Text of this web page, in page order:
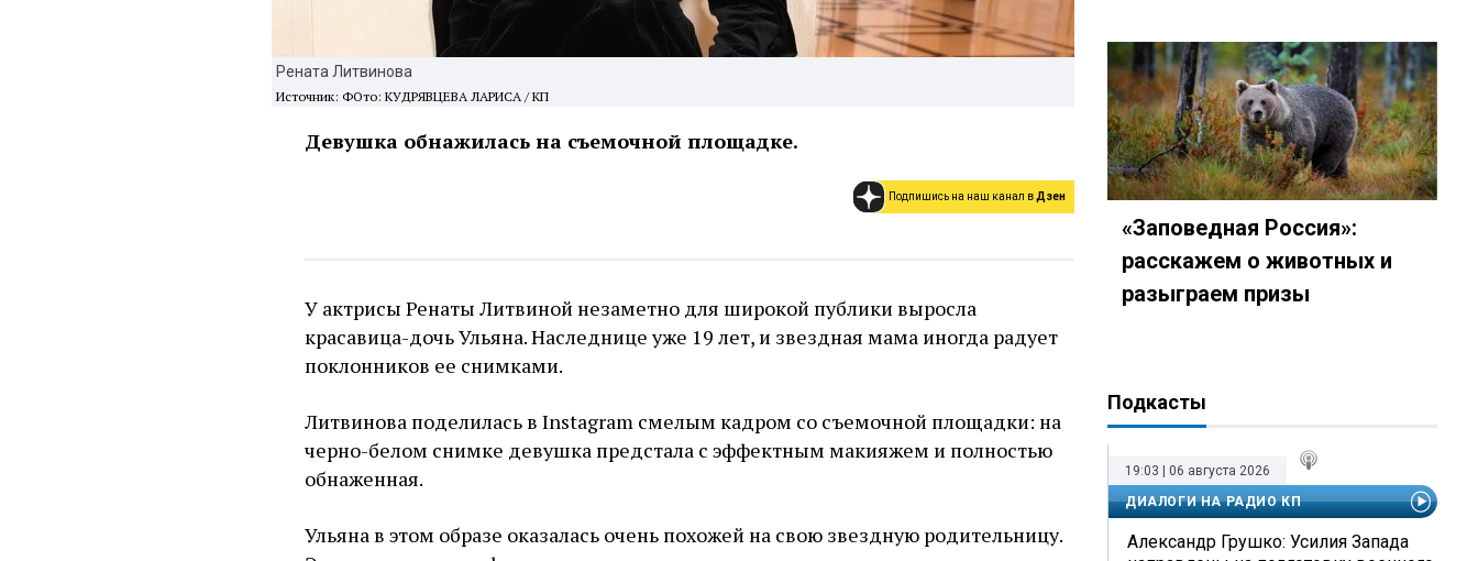
Рената Литвинова
Источник: ФОто: КУДРЯВЦЕВА ЛАРИСА / КП
Девушка обнажилась на съемочной площадке.
Подпишись на наш канал вДзен
У актрисы Ренаты Литвиной незаметно для широкой публики выросла
красавица-дочь Ульяна. Наследнице уже 19 лет, и звездная мама иногда радует
поклонников ее снимками.
Литвинова поделилась в Instagram смелым кадром со съемочной площадки: на
черно-белом снимке девушка предстала с эффектным макияжем и полностью
обнаженная.
Ульяна в этом образе оказалась очень похожей на свою звездную родительницу.
«Заповедная Россия»:
расскажем о животных и
разыграем призы
Подкасты
19:03 | 06 августа 2026
ДИАЛОГИ НА РАДИО КП
Александр Грушко: Усилия Запада